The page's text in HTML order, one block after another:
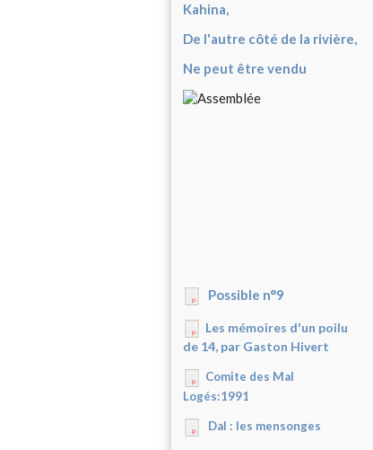
Kahina,
De l'autre côté de la rivière,
Ne peut être vendu
Possible n°9
Les mémoires d'un poilu
de 14, par Gaston Hivert
Comite des Mal
Logés:1991
Dal : les mensonges